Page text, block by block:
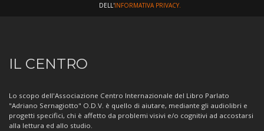
DELL'INFORMATIVA PRIVACY.
Informazioni
sul
Centro
IL CENTRO
Lo scopo dell'Associazione Centro Internazionale del Libro Parlato
"Adriano Sernagiotto" O.D.V. è quello di aiutare, mediante gli audiolibri e
progetti specifici, chi è affetto da problemi visivi e/o cognitivi ad accostarsi
alla lettura ed allo studio.